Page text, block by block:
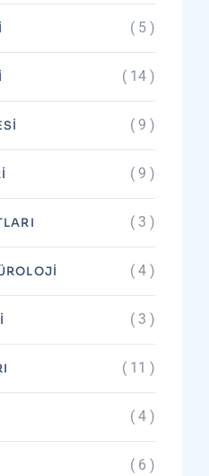
( 5 )
( 14 )
( 9 )
( 9 )
( 3 )
( 4 )
( 3 )
( 11 )
( 4 )
( 6 )